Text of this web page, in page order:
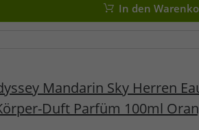
In den
Mandarin Sky Herren
Duft Parfüm 100ml